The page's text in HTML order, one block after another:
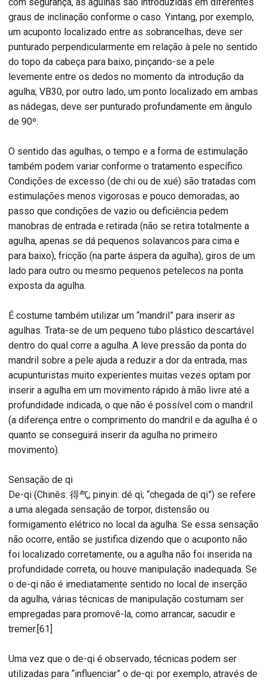
graus de inclinação conforme o caso. Yintang, por exemplo,
um acuponto localizado entre as sobrancelhas, deve ser
punturado perpendicularmente em relação à pele no sentido
do topo da cabeça para baixo, pinçando-se a pele
levemente entre os dedos no momento da introdução da
agulha; VB30, por outro lado, um ponto localizado em ambas
as nádegas, deve ser punturado profundamente em ângulo
de 90º.
O sentido das agulhas, o tempo e a forma de estimulação
também podem variar conforme o tratamento específico.
Condições de excesso (de chi ou de xué) são tratadas com
estimulações menos vigorosas e pouco demoradas, ao
passo que condições de vazio ou deficiência pedem
manobras de entrada e retirada (não se retira totalmente a
agulha, apenas se dá pequenos solavancos para cima e
para baixo), fricção (na parte áspera da agulha), giros de um
lado para outro ou mesmo pequenos petelecos na ponta
exposta da agulha.
É costume também utilizar um “mandril” para inserir as
agulhas. Trata-se de um pequeno tubo plástico descartável
dentro do qual corre a agulha. A leve pressão da ponta do
mandril sobre a pele ajuda a reduzir a dor da entrada, mas
acupunturistas muito experientes muitas vezes optam por
inserir a agulha em um movimento rápido à mão livre até a
profundidade indicada, o que não é possível com o mandril
(a diferença entre o comprimento do mandril e da agulha é o
quanto se conseguirá inserir da agulha no primeiro
movimento).
Sensação de qi
De-qi (Chinês: 得气; pinyin: dé qì; “chegada de qi”) se refere
a uma alegada sensação de torpor, distensão ou
formigamento elétrico no local da agulha. Se essa sensação
não ocorre, então se justifica dizendo que o acuponto não
foi localizado corretamente, ou a agulha não foi inserida na
profundidade correta, ou houve manipulação inadequada. Se
o de-qi não é imediatamente sentido no local de inserção
da agulha, várias técnicas de manipulação costumam ser
empregadas para promovê-la, como arrancar, sacudir e
tremer.[61]
Uma vez que o de-qi é observado, técnicas podem ser
utilizadas para “influenciar” o de-qi: por exemplo, através de